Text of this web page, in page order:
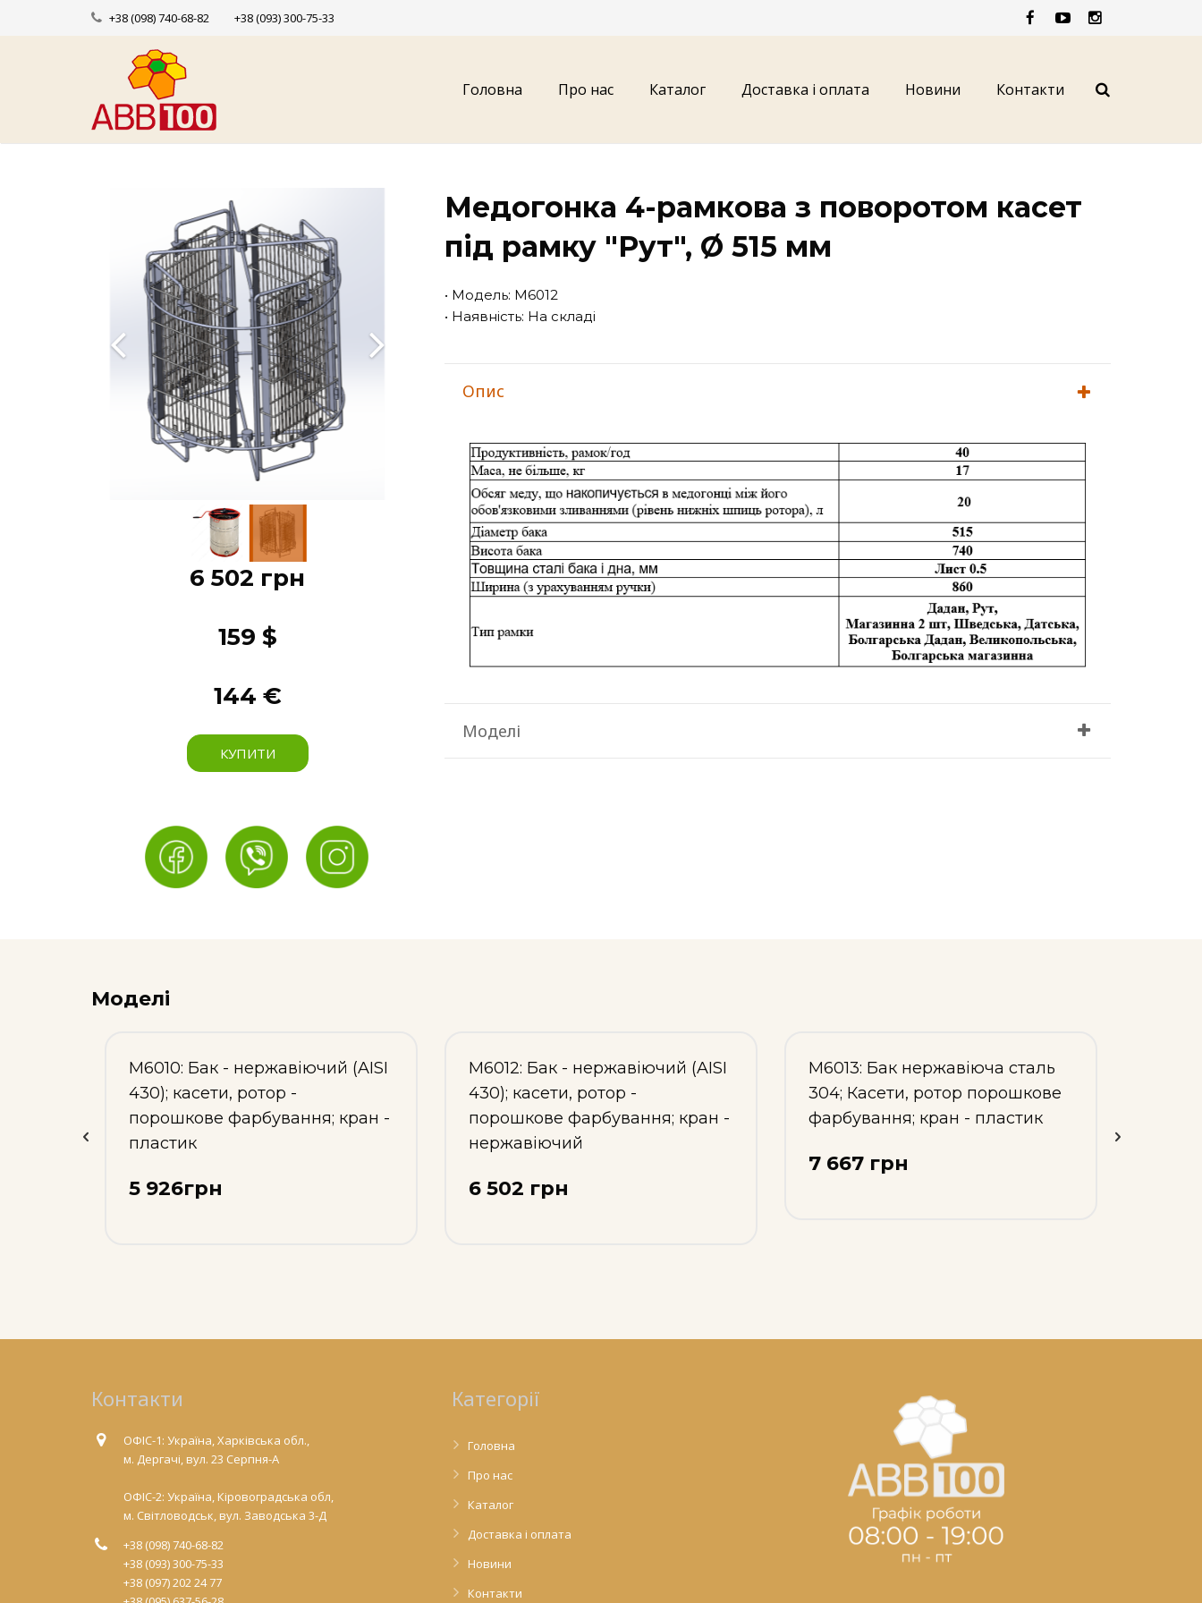
+38 (098) 740-68-82 +38 (093) 300-75-33
Головна Про нас Каталог Доставка і оплата Новини Контакти
6 502 грн
159 $
144 €
КУПИТИ
Медогонка 4-рамкова з поворотом касет
під рамку "Рут", Ø 515 мм
• Модель: М6012
• Наявність: На складі
Опис
Моделі
Моделі
М6010: Бак - нержавіючий (AISI
430); касети, ротор -
порошкове фарбування; кран -
пластик
5 926грн
М6012: Бак - нержавіючий (AISI
430); касети, ротор -
порошкове фарбування; кран -
нержавіючий
6 502 грн
M6013: Бак нержавіюча сталь
304; Касети, ротор порошкове
фарбування; кран - пластик
7 667 грн
Контакти
ОФІС-1: Україна, Харківська обл.,
м. Дергачі, вул. 23 Серпня-А
ОФІС-2: Україна, Кіровоградська обл,
м. Світловодськ, вул. Заводська 3-Д
+38 (098) 740-68-82
+38 (093) 300-75-33
+38 (097) 202 24 77
Категорії
Головна
Про нас
Каталог
Доставка і оплата
Новини
Контакти